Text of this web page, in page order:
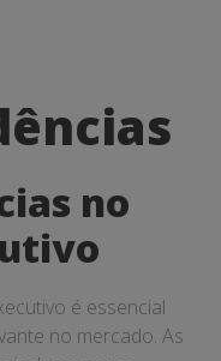
no
é essencial
no mercado. As